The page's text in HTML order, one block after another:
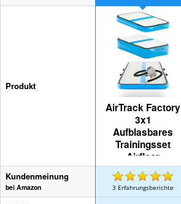
Produkt
AirTrack Factory
3x1
Aufblasbares
Trainingsset
Airfloor
Turnmatte
Tumbling
Kundenmeinung
bei Amazon 3 Erfahrungsberichte